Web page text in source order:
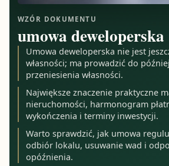
WZÓR DOKUMENTU
umowa deweloperska
Umowa deweloperska nie jest
własności; ma prowadzić do
przeniesienia własności.
Największe znaczenie praktyczne
nieruchomości, harmonogram
wykończenia i terminy inwestycji.
Warto sprawdzić, jak umowa
odbiór lokalu, usuwanie wad i
opóźnienia.